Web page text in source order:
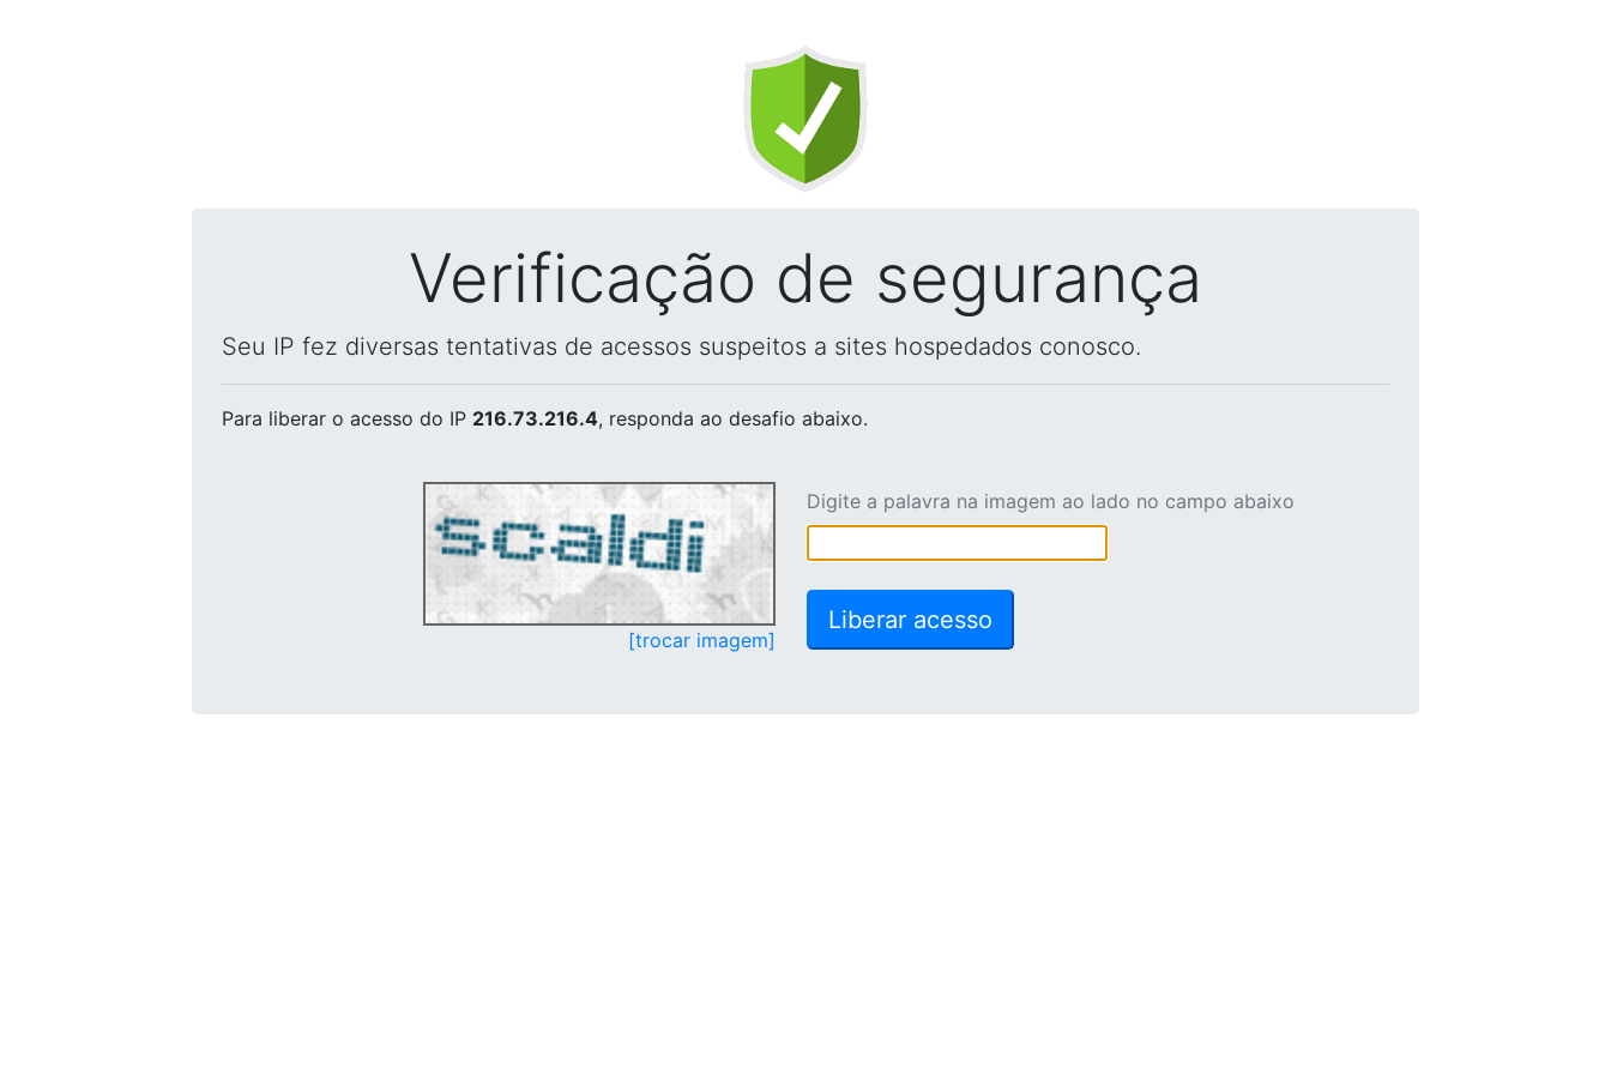
Verificação de segurança
Seu IP fez diversas tentativas de acessos suspeitos a sites hospedados conosco.
Para liberar o acesso do IP 216.73.216.4, responda ao desafio abaixo.
[trocar imagem]
Digite a palavra na imagem ao lado no campo abaixo